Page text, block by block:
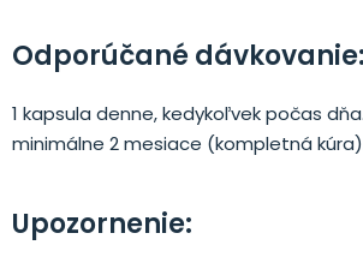
Odporúčané dávkovanie:
1 kapsula denne, kedykoľvek počas
minimálne 2 mesiace (kompletná
Upozornenie: